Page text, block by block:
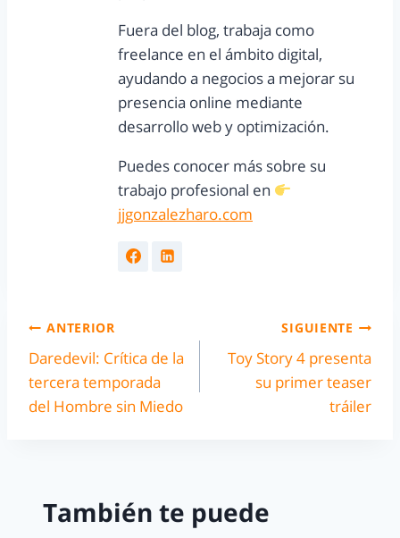
Fuera del blog, trabaja como
freelance en el ámbito digital,
ayudando a negocios a mejorar su
presencia online mediante
desarrollo web y optimización.
Puedes conocer más sobre su
trabajo profesional en
jjgonzalezharo.com
ANTERIOR
Daredevil: Crítica de la
tercera temporada
del Hombre sin Miedo
SIGUIENTE
Toy Story 4 presenta
su primer teaser
tráiler
También te puede